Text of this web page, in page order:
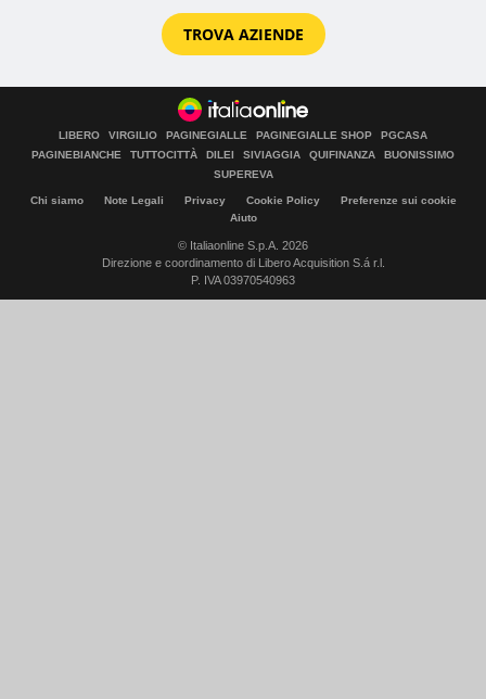
TROVA AZIENDE
LIBERO VIRGILIO PAGINEGIALLE PAGINEGIALLE SHOP
PGCASA
PAGINEBIANCHE
TUTTOCITTÀ DILEI SIVIAGGIA QUIFINANZA
BUONISSIMO
SUPEREVA
Chi siamo Note Legali Privacy Cookie Policy
Preferenze sui cookie
Aiuto
© Italiaonline S.p.A. 2026
Direzione e coordinamento di Libero Acquisition S.á r.l.
P. IVA 03970540963